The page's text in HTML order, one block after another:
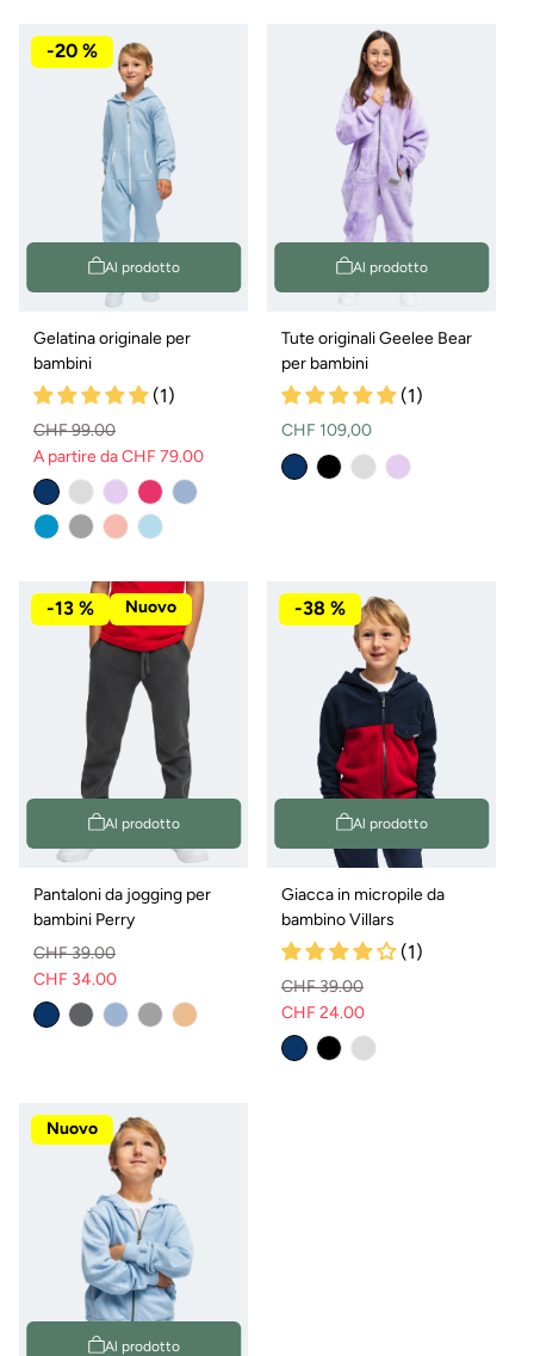
a
c
o
g
e
Al prodotto
-20 %
Gelatina originale per
bambini
(1)
Prezzo
normale
CHF 99.00
Prezzo
di
vendita
A partire da CHF 79.00
Al prodotto
Tute originali Geelee Bear
per bambini
(1)
Prezzo
normale
CHF 109,00
Al prodotto
-13 % Nuovo
Pantaloni da jogging per
bambini Perry
Prezzo
normale
CHF 39.00
Prezzo
di
CHF 34.00
Al prodotto
-38 %
Giacca in micropile da
bambino Villars
(1)
Prezzo
normale
CHF 39.00
Prezzo
di
CHF 24.00
Al prodotto
Nuovo